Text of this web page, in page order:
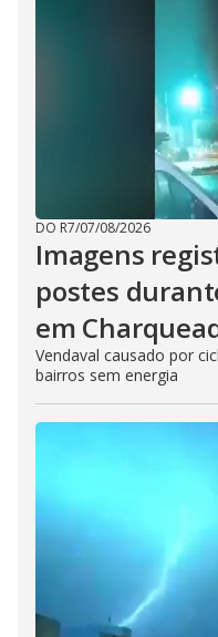
DO R7/07/08/2026
Imagens
postes
em
Vendaval causado por
bairros sem energia